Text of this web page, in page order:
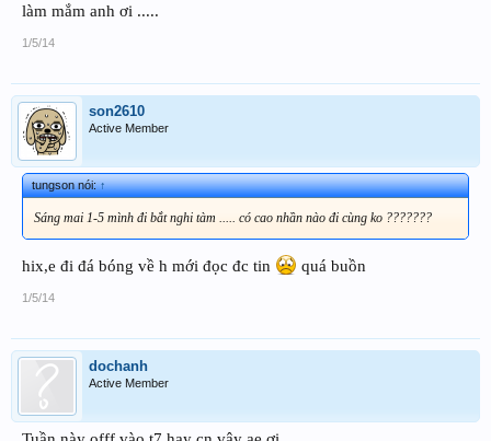
làm mắm anh ơi .....
1/5/14
son2610
Active Member
tungson nói:↑
Sáng mai 1-5 mình đi bắt nghi tàm ..... có cao nhần nào đi cùng ko ???????
hix,e đi đá bóng về h mới đọc đc tin quá buồn
1/5/14
dochanh
Active Member